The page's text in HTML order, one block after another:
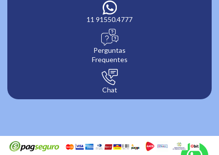
11 91550.4777
Perguntas
Frequentes
Chat